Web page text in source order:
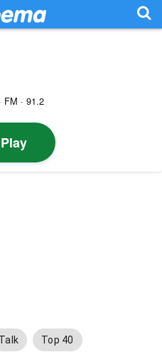
FM · 91.2
Play
Talk Top 40